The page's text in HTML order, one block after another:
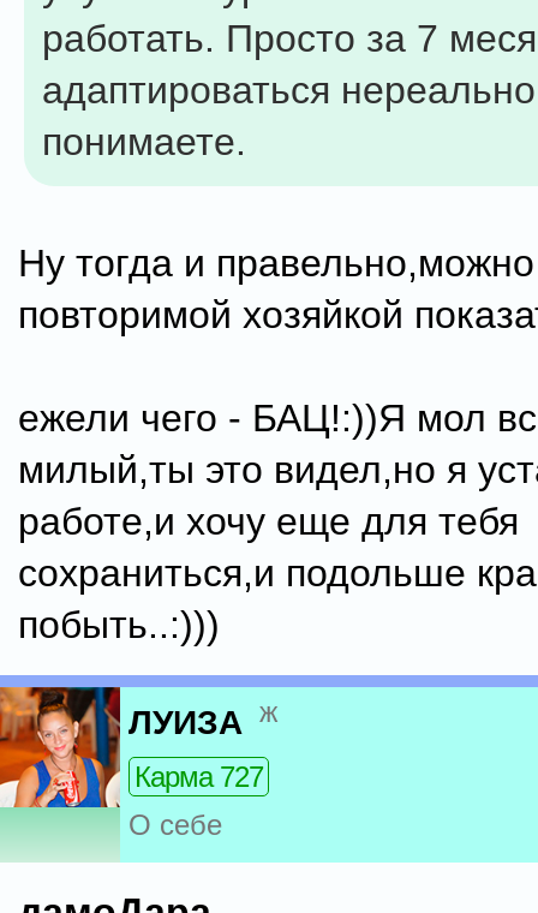
работать. Просто за 7
адаптироваться
понимаете.
Ну тогда и
повторимой хозяйкой
ежели чего - БАЦ!:))Я мол
милый,ты это видел,но я
работе,и хочу еще для тебя
сохраниться,и подольше
побыть..:)))
ЛУИЗА ж
Карма 727
О себе